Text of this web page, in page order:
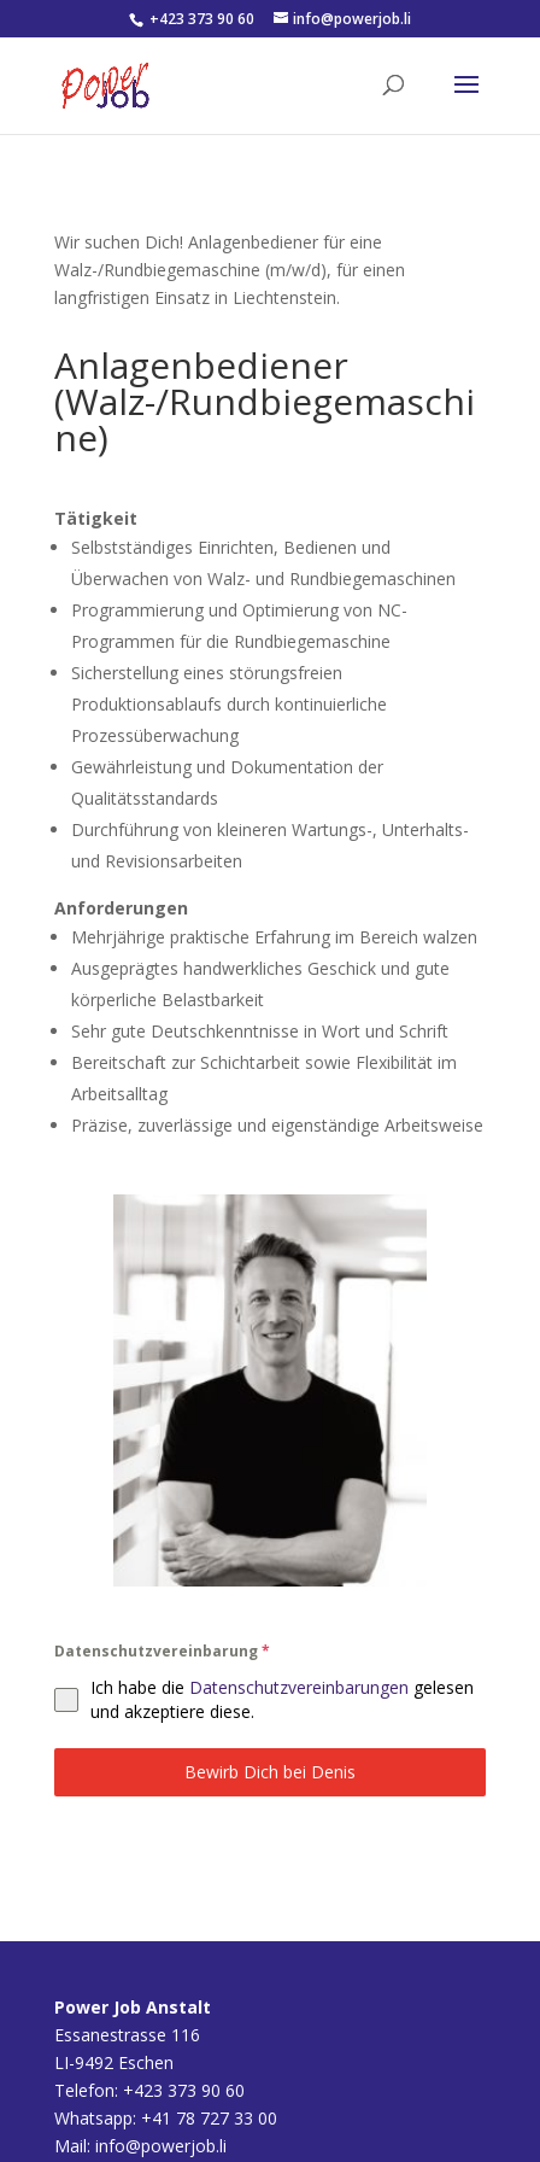
+423 373 90 60 info@powerjob.li
Wir suchen Dich! Anlagenbediener für eine
Walz-/Rundbiegemaschine (m/w/d), für einen
langfristigen Einsatz in Liechtenstein.
Anlagenbediener
(Walz-/Rundbiegemaschi
ne)
Tätigkeit
Selbstständiges Einrichten, Bedienen und
Überwachen von Walz- und Rundbiegemaschinen
Programmierung und Optimierung von NC-
Programmen für die Rundbiegemaschine
Sicherstellung eines störungsfreien
Produktionsablaufs durch kontinuierliche
Prozessüberwachung
Gewährleistung und Dokumentation der
Qualitätsstandards
Durchführung von kleineren Wartungs-, Unterhalts-
und Revisionsarbeiten
Anforderungen
Mehrjährige praktische Erfahrung im Bereich walzen
Ausgeprägtes handwerkliches Geschick und gute
körperliche Belastbarkeit
Sehr gute Deutschkenntnisse in Wort und Schrift
Bereitschaft zur Schichtarbeit sowie Flexibilität im
Arbeitsalltag
Präzise, zuverlässige und eigenständige Arbeitsweise
Datenschutzvereinbarung*
Ich habe die Datenschutzvereinbarungen gelesen
und akzeptiere diese.
Bewirb Dich bei Denis
Power Job Anstalt
Essanestrasse 116
LI-9492 Eschen
Telefon: +423 373 90 60
Whatsapp: +41 78 727 33 00
Mail: info@powerjob.li